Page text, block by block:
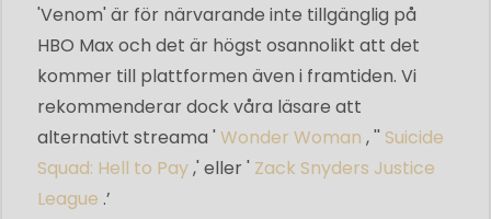
'Venom' är för närvarande inte tillgänglig på
HBO Max och det är högst osannolikt att det
kommer till plattformen även i framtiden. Vi
rekommenderar dock våra läsare att
alternativt streama ' Wonder Woman , '' Suicide
Squad: Hell to Pay,' eller ' Zack Snyders Justice
League .’